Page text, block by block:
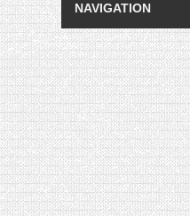
RECETTES RISOTTO